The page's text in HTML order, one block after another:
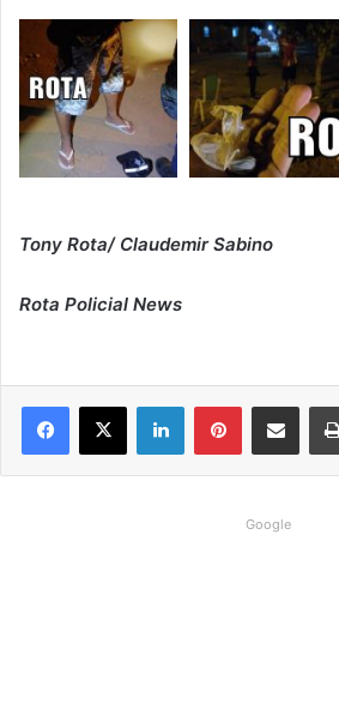
Tony Rota/ Claudemir Sabino
Rota Policial News
Google